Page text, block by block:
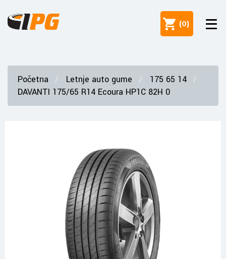
(0)
Početna Letnje auto gume
175 65 14
DAVANTI 175/65 R14 Ecoura HP1C 82H 0